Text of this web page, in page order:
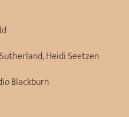
Heidi Seetzen
Blackburn